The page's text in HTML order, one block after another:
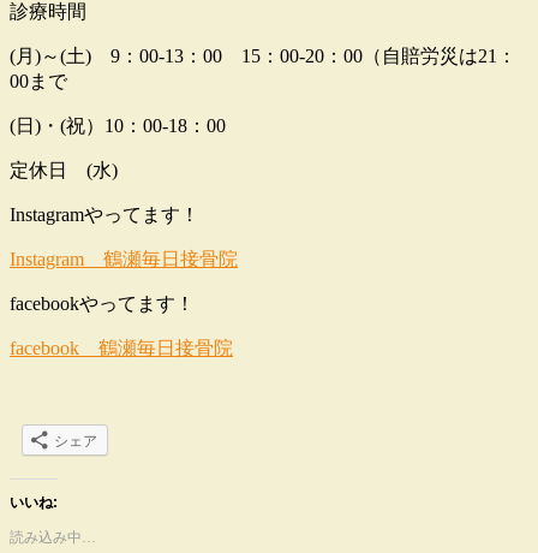
診療時間
(月)～(土) 9：00-13：00 15：00-20：00（自賠労災は21：
00まで
(日)・(祝）10：00-18：00
定休日 (水)
Instagramやってます！
Instagram 鶴瀬毎日接骨院
facebookやってます！
facebook 鶴瀬毎日接骨院
シェア
いいね:
読み込み中…